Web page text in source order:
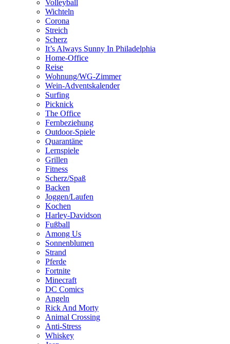
Volleyball
Wichteln
Corona
Streich
Scherz
It’s Always Sunny In Philadelphia
Home-Office
Reise
Wohnung/WG-Zimmer
Wein-Adventskalender
Surfing
Picknick
The Office
Fernbeziehung
Outdoor-Spiele
Quarantäne
Lernspiele
Grillen
Fitness
Scherz/Spaß
Backen
Joggen/Laufen
Kochen
Harley-Davidson
Fußball
Among Us
Sonnenblumen
Strand
Pferde
Fortnite
Minecraft
DC Comics
Angeln
Rick And Morty
Animal Crossing
Anti-Stress
Whiskey